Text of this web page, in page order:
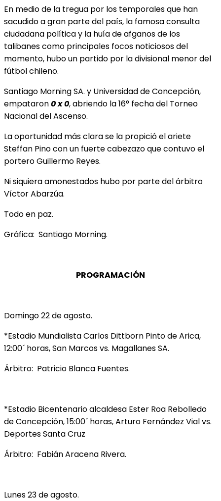
En medio de la tregua por los temporales que han
sacudido a gran parte del país, la famosa consulta
ciudadana política y la huía de afganos de los
talibanes como principales focos noticiosos del
momento, hubo un partido por la divisional menor del
fútbol chileno.
Santiago Morning SA. y Universidad de Concepción,
empataron0 x 0, abriendo la 16° fecha del Torneo
Nacional del Ascenso.
La oportunidad más clara se la propició el ariete
Steffan Pino con un fuerte cabezazo que contuvo el
portero Guillermo Reyes.
Ni siquiera amonestados hubo por parte del árbitro
Víctor Abarzúa.
Todo en paz.
Gráfica: Santiago Morning.
PROGRAMACIÓN
Domingo 22 de agosto.
*Estadio Mundialista Carlos Dittborn Pinto de Arica,
12:00´ horas, San Marcos vs. Magallanes SA.
Árbitro: Patricio Blanca Fuentes.
*Estadio Bicentenario alcaldesa Ester Roa Rebolledo
de Concepción, 15:00´ horas, Arturo Fernández Vial vs.
Deportes Santa Cruz
Árbitro: Fabián Aracena Rivera.
Lunes 23 de agosto.